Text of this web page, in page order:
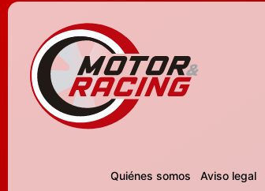
Quiénes somos Aviso legal